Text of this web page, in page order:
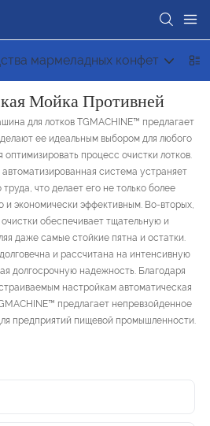
мармеладных конфет
Мойка Противней
для лотков TGMACHINE™ предлагает
ее идеальным выбором для любого
процесс очистки лотков.
система устраняет
что делает его не только более
и экономически эффективным. Во-вторых,
обеспечивает тщательную и
даже самые стойкие пятна и остатки.
и рассчитана на интенсивную
долгосрочную надежность. Благодаря
настройкам автоматическая
предлагает непревзойденное
предприятий пищевой промышленности.